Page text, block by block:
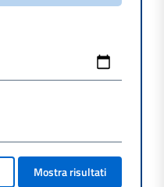
Mostra risultati